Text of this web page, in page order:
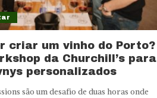
criar um vinho do Porto?
da Churchill’s para
personalizados
são um desafio de duas horas onde